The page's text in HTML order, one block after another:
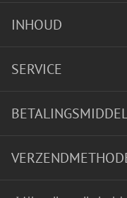
INHOUD
SERVICE